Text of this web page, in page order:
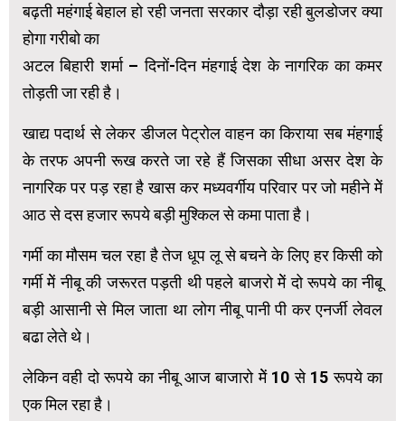
बढ़ती महंगाई बेहाल हो रही जनता सरकार दौड़ा रही बुलडोजर क्या
होगा गरीबो का
अटल बिहारी शर्मा – दिनों-दिन मंहगाई देश के नागरिक का कमर
तोड़ती जा रही है।
खाद्य पदार्थ से लेकर डीजल पेट्रोल वाहन का किराया सब मंहगाई
के तरफ अपनी रूख करते जा रहे हैं जिसका सीधा असर देश के
नागरिक पर पड़ रहा है खास कर मध्यवर्गीय परिवार पर जो महीने मेें
आठ से दस हजार रूपये बड़ी मुश्किल से कमा पाता है।
गर्मी का मौसम चल रहा है तेज धूप लू से बचने के लिए हर किसी को
गर्मी मेें नीबू की जरूरत पड़ती थी पहले बाजरो मेें दो रूपये का नीबू
बड़ी आसानी से मिल जाता था लोग नीबू पानी पी कर एनर्जी लेवल
बढा लेते थे।
लेकिन वही दो रूपये का नीबू आज बाजारो मेें 10 से 15 रूपये का
एक मिल रहा है।